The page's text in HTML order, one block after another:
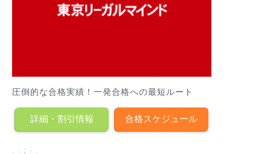
圧倒的な合格実績！一発合格への最短ルート
詳細・割引情報 合格スケジュール